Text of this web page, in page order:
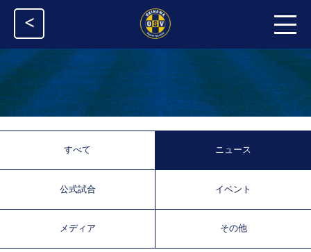
<
すべて ニュース
公式試合 イベント
メディア その他